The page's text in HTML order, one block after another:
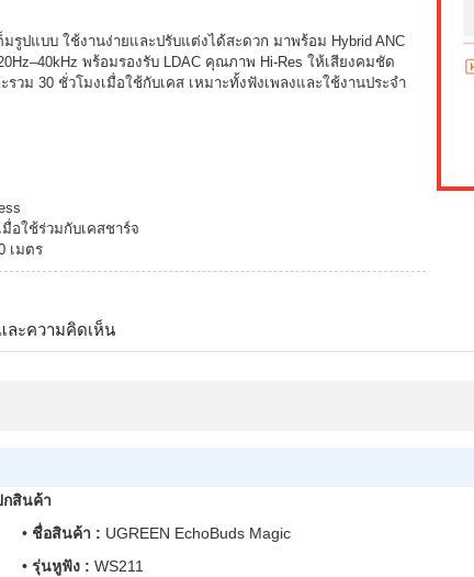
รูปแบบ ใช้งานง่ายและปรับแต่งได้สะดวก มาพร้อม Hybrid ANC
พร้อมรองรับ LDAC คุณภาพ Hi-Res ให้เสียงคมชัด
วม 30 ชั่วโมงเมื่อใช้กับเคส เหมาะทั้งฟังเพลงและใช้งานประจำ
อใช้ร่วมกับเคสชาร์จ
เมตร
ละความคิดเห็น
กสินค้า
• ชื่อสินค้า : UGREEN EchoBuds Magic
•รุ่นหูฟัง : WS211